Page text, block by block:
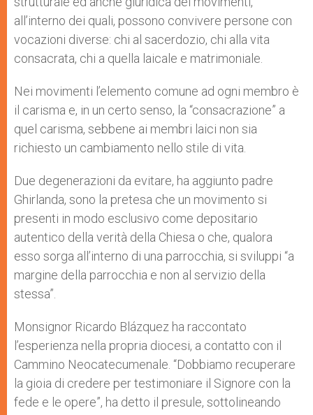
all’interno dei quali, possono convivere persone con
vocazioni diverse: chi al sacerdozio, chi alla vita
consacrata, chi a quella laicale e matrimoniale.
Nei movimenti l’elemento comune ad ogni membro è
il carisma e, in un certo senso, la “consacrazione” a
quel carisma, sebbene ai membri laici non sia
richiesto un cambiamento nello stile di vita.
Due degenerazioni da evitare, ha aggiunto padre
Ghirlanda, sono la pretesa che un movimento si
presenti in modo esclusivo come depositario
autentico della verità della Chiesa o che, qualora
esso sorga all’interno di una parrocchia, si sviluppi “a
margine della parrocchia e non al servizio della
stessa”.
Monsignor Ricardo Blázquez ha raccontato
l’esperienza nella propria diocesi, a contatto con il
Cammino Neocatecumenale. “Dobbiamo recuperare
la gioia di credere per testimoniare il Signore con la
fede e le opere”, ha detto il presule, sottolineando